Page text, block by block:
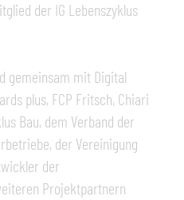
der IG Lebenszyklus
gemeinsam mit Digital
plus, FCP Fritsch, Chiari
Bau, dem Verband der
der Vereinigung
der
Projektpartnern